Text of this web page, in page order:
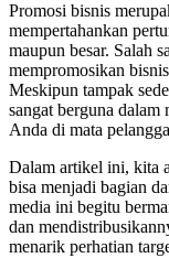
Promosi bisnis
mempertahankan
maupun besar. Salah
mempromosikan
Meskipun tampak
sangat berguna dalam
Anda di mata
Dalam artikel ini, kita
bisa menjadi bagian
media ini begitu
dan
menarik perhatian